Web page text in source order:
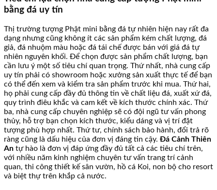
bằng đá uy tín
Thị trường tượng Phật mini bằng đá tự nhiên hiện nay rất đa
dạng nhưng cũng không ít các sản phẩm kém chất lượng, đá
giả, đá nhuộm màu hoặc đá tái chế được bán với giá đá tự
nhiên nguyên khối. Để chọn được sản phẩm chất lượng, bạn
cần lưu ý một số tiêu chí quan trọng. Thứ nhất, nhà cung cấp
uy tín phải có showroom hoặc xưởng sản xuất thực tế để bạn
có thể đến xem và kiểm tra sản phẩm trước khi mua. Thứ hai,
họ phải cung cấp đầy đủ thông tin về chất liệu đá, xuất xứ đá,
quy trình điêu khắc và cam kết về kích thước chính xác. Thứ
ba, nhà cung cấp chuyên nghiệp sẽ có đội ngũ tư vấn phong
thủy, hỗ trợ bạn chọn kích thước, kiểu dáng và vị trí đặt
tượng phù hợp nhất. Thứ tư, chính sách bảo hành, đổi trả rõ
ràng cũng là dấu hiệu của đơn vị đáng tin cậy. Đá Cảnh Thiên
An tự hào là đơn vị đáp ứng đầy đủ tất cả các tiêu chí trên,
với nhiều năm kinh nghiệm chuyên tư vấn trang trí cảnh
quan, thi công thiết kế sân vườn, hồ cá Koi, non bộ cho resort
và biệt thự trên khắp cả nước.